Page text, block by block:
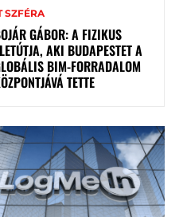
SZFÉRA
GÁBOR: A FIZIKUS
AKI BUDAPESTET A
BIM-FORRADALOM
TETTE